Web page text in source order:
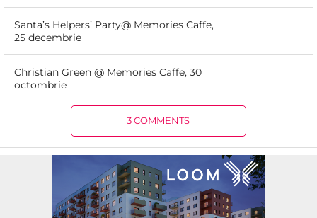
Santa’s Helpers’ Party@ Memories Caffe,
25 decembrie
Christian Green @ Memories Caffe, 30
octombrie
3 COMMENTS